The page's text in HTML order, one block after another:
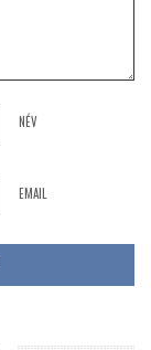
NÉV
EMAIL